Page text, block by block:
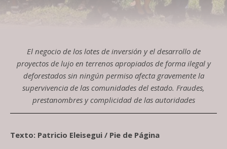
El negocio de los lotes de inversión y el desarrollo de
proyectos de lujo en terrenos apropiados de forma ilegal y
deforestados sin ningún permiso afecta gravemente la
supervivencia de las comunidades del estado. Fraudes,
prestanombres y complicidad de las autoridades
Texto: Patricio Eleisegui / Pie de Página